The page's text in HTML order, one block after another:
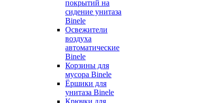
покрытий на
сидение унитаза
Binele
Освежители
воздуха
автоматические
Binele
Корзины для
мусора Binele
Ёршики для
унитаза Binele
Крючки для